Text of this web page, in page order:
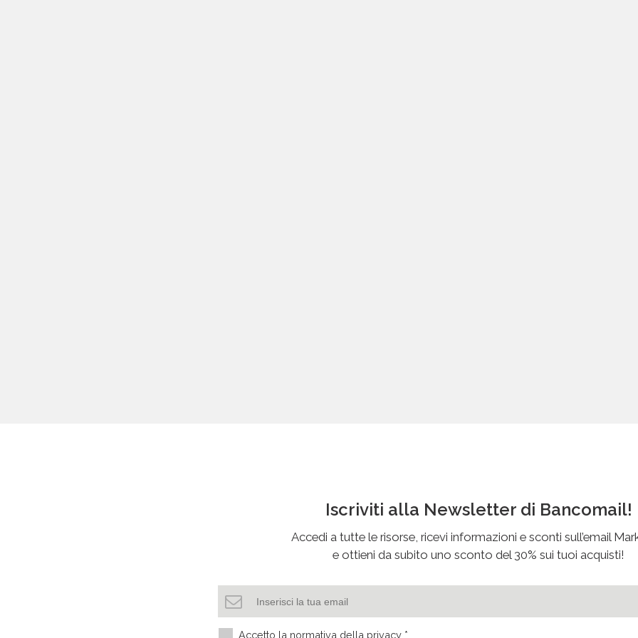
Iscriviti alla Newsletter di Bancomail!
Accedi a tutte le risorse, ricevi informazioni e sconti sull’email
e ottieni da subito uno sconto del 30% sui tuoi acquisti!
Accetto la normativa della privacy *